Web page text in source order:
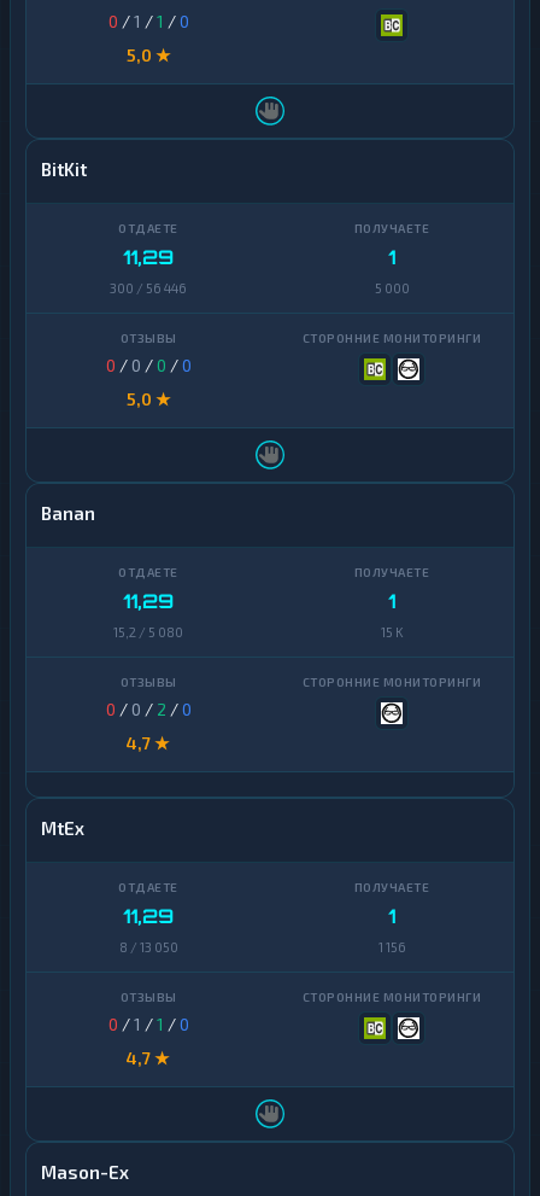
0 /1 /1 /0
5,0 ★
BitKit
11,29
300 / 56 446
1
5 000
0 / 0 /0 /0
5,0 ★
Banan
11,29
15,2 / 5 080
1
15 K
0 / 0 / 2 /0
4,7 ★
MtEx
11,29
8 / 13 050
1
1 156
0 /1 /1 /0
4,7 ★
Mason-Ex